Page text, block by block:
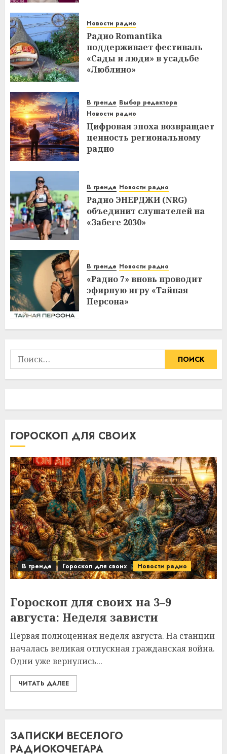
Новости радио
Радио Romantika
поддерживает фестиваль
«Сады и люди» в усадьбе
«Люблино»
В тренде Выбор редактора
Новости радио
Цифровая эпоха возвращает
ценность региональному
радио
В тренде Новости радио
Радио ЭНЕРДЖИ (NRG)
объединит слушателей на
«Забеге 2030»
В тренде Новости радио
«Радио 7» вновь проводит
эфирную игру «Тайная
Персона»
Найти:
ГОРОСКОП ДЛЯ СВОИХ
В тренде Гороскоп для своих Новости радио
Гороскоп для своих на 3–9
августа: Неделя зависти
Первая полноценная неделя августа. На станции
началась великая отпускная гражданская война.
Одни уже вернулись...
ЧИТАТЬ ДАЛЕЕ
ЗАПИСКИ ВЕСЕЛОГО
РАДИОКОЧЕГАРА